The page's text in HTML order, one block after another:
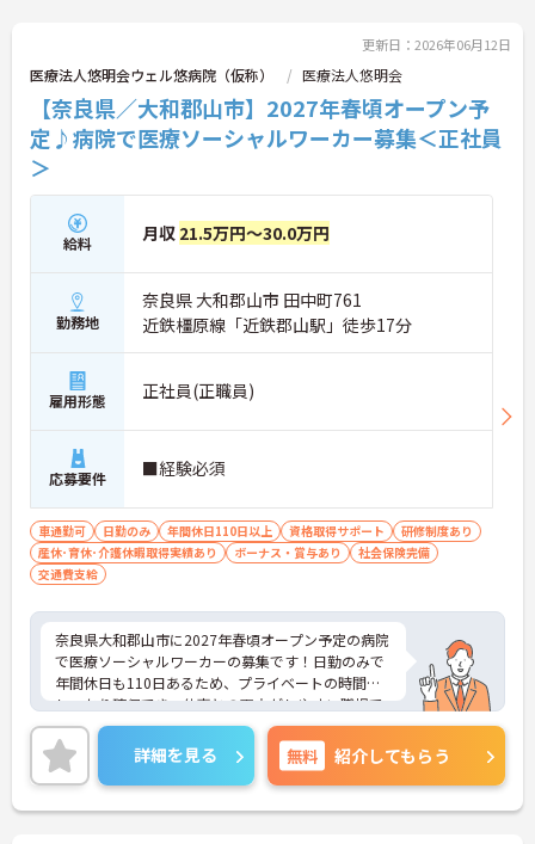
更新日：2026年06月12日
医療法人悠明会ウェル悠病院（仮称） 医療法人悠明会
【奈良県／大和郡山市】2027年春頃オープン予
定♪病院で医療ソーシャルワーカー募集＜正社員
＞
給料 月収 21.5万円～30.0万円
勤務地
奈良県 大和郡山市 田中町761
近鉄橿原線「近鉄郡山駅」徒歩17分
雇用形態 正社員(正職員)
応募要件 ■経験必須
車通勤可 日勤のみ 年間休日110日以上 資格取得サポート
研修制度あり
産休･育休･介護休暇取得実績あり
ボーナス・賞与あり
社会保険完備
交通費支給
奈良県大和郡山市に2027年春頃オープン予定の病院
で医療ソーシャルワーカーの募集です！日勤のみで
年間休日も110日あるため、プライベートの時間を
しっかり確保でき、仕事との両立がしやすい職場で
す◎また、研修制度が整っているため、安心して一
つひとつの業務を習得できます♪
ご興味ある方は面接ポイントをお伝えしますので、
お気軽にご連絡ください。
詳細を見る 無料 紹介してもらう